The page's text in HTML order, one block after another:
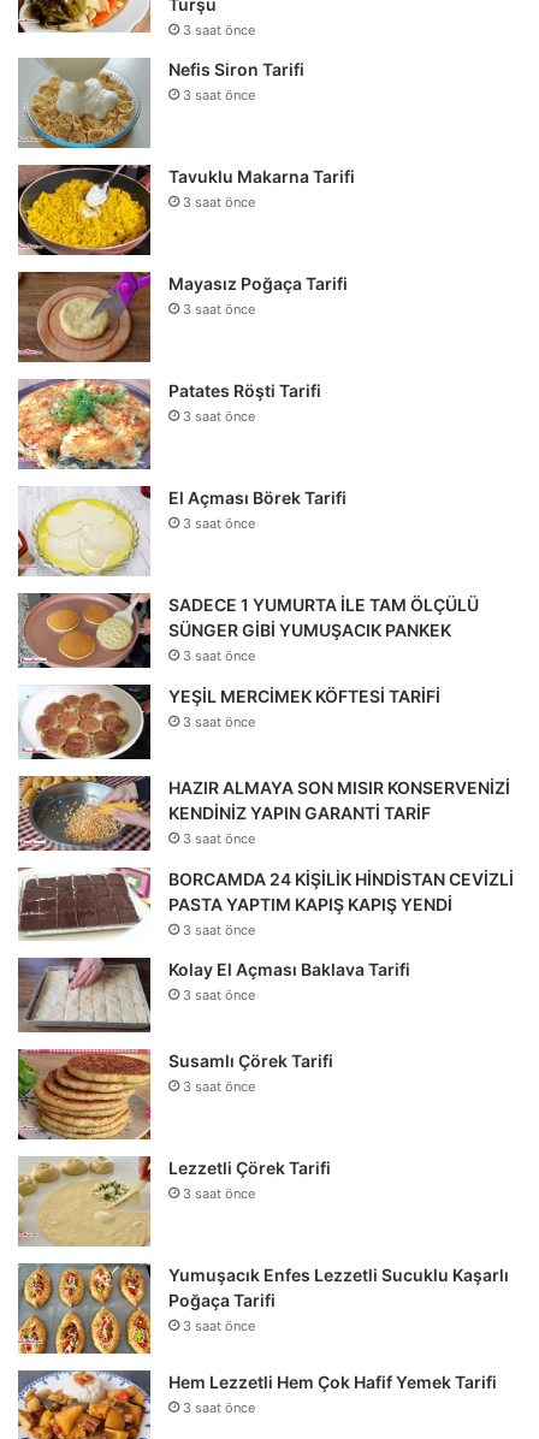
3 saat önce
Nefis Siron Tarifi
3 saat önce
Tavuklu Makarna Tarifi
3 saat önce
Mayasız Poğaça Tarifi
3 saat önce
Patates Röşti Tarifi
3 saat önce
El Açması Börek Tarifi
3 saat önce
SADECE 1 YUMURTA İLE TAM ÖLÇÜLÜ
SÜNGER GİBİ YUMUŞACIK PANKEK
3 saat önce
YEŞİL MERCİMEK KÖFTESİ TARİFİ
3 saat önce
HAZIR ALMAYA SON MISIR KONSERVENİZİ
KENDİNİZ YAPIN GARANTİ TARİF
3 saat önce
BORCAMDA 24 KİŞİLİK HİNDİSTAN CEVİZLİ
PASTA YAPTIM KAPIŞ KAPIŞ YENDİ
3 saat önce
Kolay El Açması Baklava Tarifi
3 saat önce
Susamlı Çörek Tarifi
3 saat önce
Lezzetli Çörek Tarifi
3 saat önce
Yumuşacık Enfes Lezzetli Sucuklu Kaşarlı
Poğaça Tarifi
3 saat önce
Hem Lezzetli Hem Çok Hafif Yemek Tarifi
3 saat önce